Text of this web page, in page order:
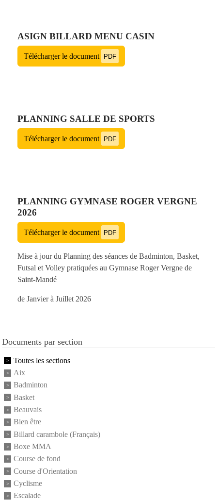
ASIGN BILLARD MENU CASIN
Télécharger le document PDF
PLANNING SALLE DE SPORTS
Télécharger le document PDF
PLANNING GYMNASE ROGER VERGNE
2026
Télécharger le document PDF
Mise à jour du Planning des séances de Badminton, Basket,
Futsal et Volley pratiquées au Gymnase Roger Vergne de
Saint-Mandé
de Janvier à Juillet 2026
Documents par section
Toutes les sections
Aix
Badminton
Basket
Beauvais
Bien être
Billard carambole (Français)
Boxe MMA
Course de fond
Course d'Orientation
Cyclisme
Escalade